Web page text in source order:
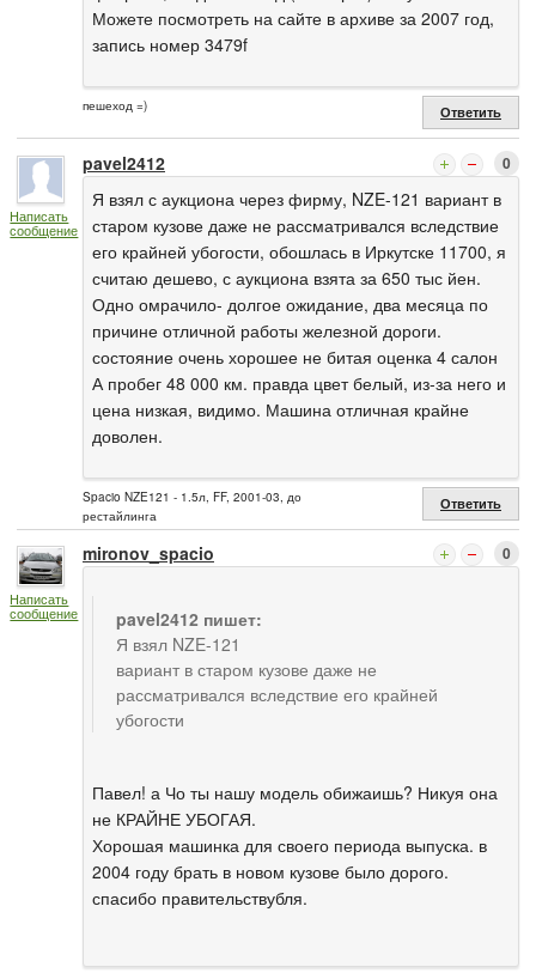
Можете посмотреть на сайте в архиве за 2007 год,
запись номер 3479f
пешеход =) Ответить
Написать
сообщение
pavel2412 0
Я взял с аукциона через фирму, NZE-121 вариант в
старом кузове даже не рассматривался вследствие
его крайней убогости, обошлась в Иркутске 11700, я
считаю дешево, с аукциона взята за 650 тыс йен.
Одно омрачило- долгое ожидание, два месяца по
причине отличной работы железной дороги.
состояние очень хорошее не битая оценка 4 салон
А пробег 48 000 км. правда цвет белый, из-за него и
цена низкая, видимо. Машина отличная крайне
доволен.
Spacio NZE121 - 1.5л, FF, 2001-03, до
рестайлинга
Ответить
Написать
сообщение
mironov_spacio 0
pavel2412 пишет:
Я взял NZE-121
вариант в старом кузове даже не
рассматривался вследствие его крайней
убогости
Павел! а Чо ты нашу модель обижаишь? Никуя она
не КРАЙНЕ УБОГАЯ.
Хорошая машинка для своего периода выпуска. в
2004 году брать в новом кузове было дорого.
спасибо правительствубля.